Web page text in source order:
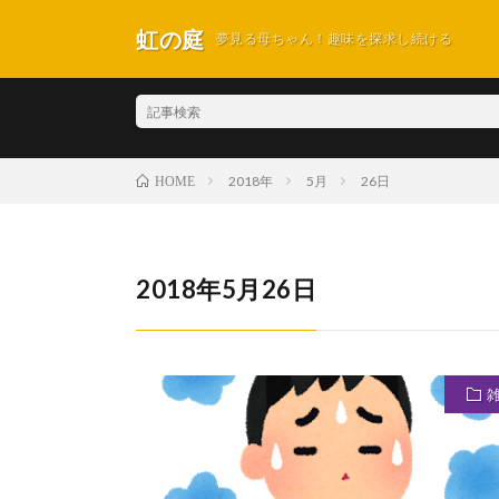
虹の庭 夢見る母ちゃん！趣味を探求し続ける
HOME 2018年 5月 26日
2018年5月26日